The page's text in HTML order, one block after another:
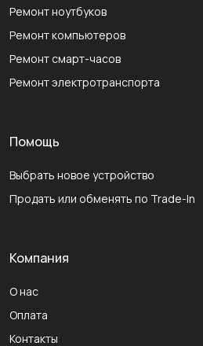
Ремонт ноутбуков
Ремонт компьютеров
Ремонт смарт-часов
Ремонт электротранспорта
Помощь
Выбрать новое устройство
Продать или обменять по Trade-In
Компания
О нас
Оплата
Контакты